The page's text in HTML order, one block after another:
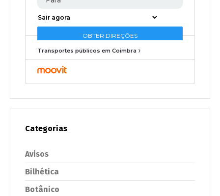
Transportes públicos em Coimbra
Categorias
Avisos
Bilhética
Botânico